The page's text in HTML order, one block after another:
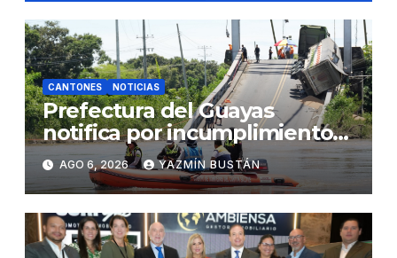
CANTONES NOTICIAS
Prefectura del Guayas
notifica por incumplimiento
contractual a la Concesionaria
CONORTE y exige celeridad
en desmontaje del puente
Gonzalo Icaza Cornejo, en
Daule
AGO 6, 2026 YAZMÍN BUSTÁN